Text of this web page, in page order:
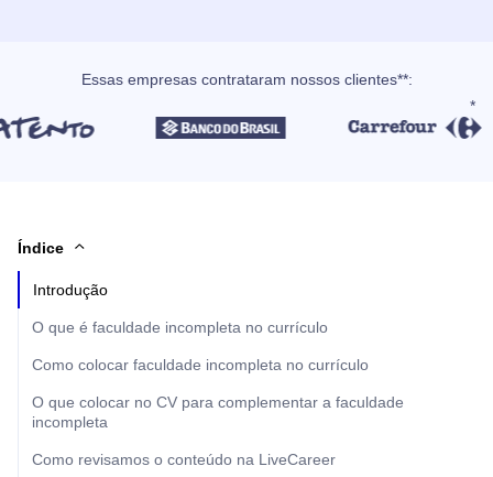
Essas empresas contrataram nossos clientes**:
Índice
Introdução
O que é faculdade incompleta no currículo
Como colocar faculdade incompleta no currículo
O que colocar no CV para complementar a faculdade
incompleta
Como revisamos o conteúdo na LiveCareer